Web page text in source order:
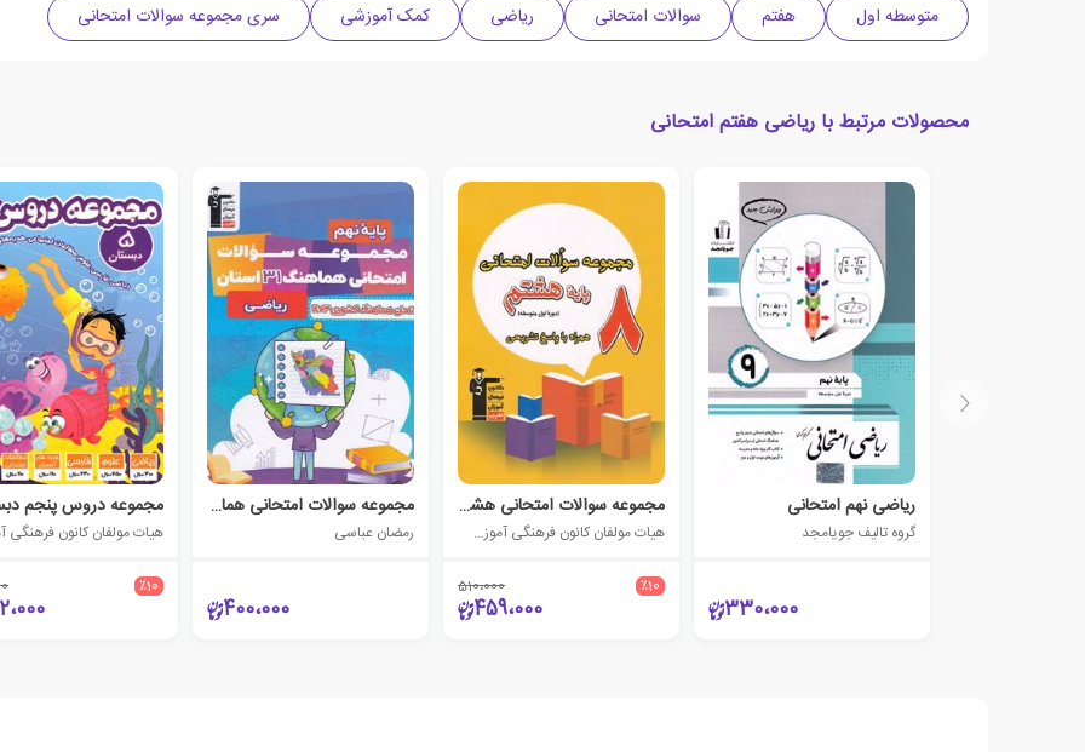
متوسطه اول هفتم سوالات امتحانی ریاضی کمک آموزشی سری مجموعه سوالات امتحانی
محصولات مرتبط با ریاضی هفتم امتحانی
ریاضی نهم امتحانی
گروه تالیف جویامجد
330،000
مجموعه سوالات امتحانی هشتم
هیات مولفان کانون فرهنگی آموزش (قلم چی)
٪10 510،000
459،000
مجموعه سوالات امتحانی هماهنگ 31 استان ریاضی نهم
رمضان عباسی
400،000
مجموعه دروس پنجم
٪10